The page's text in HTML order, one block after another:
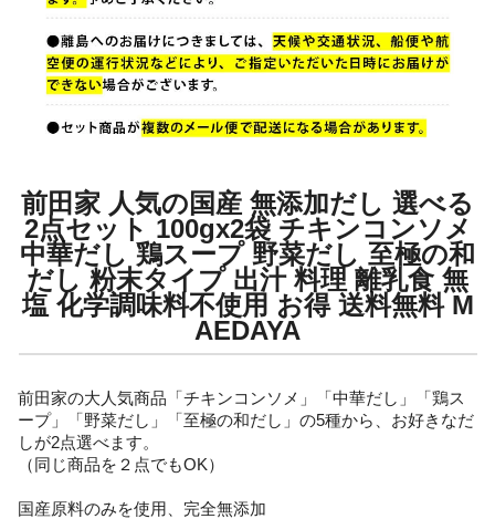
前田家 人気の国産 無添加だし 選べる
2点セット 100gx2袋 チキンコンソメ
中華だし 鶏スープ 野菜だし 至極の和
だし 粉末タイプ 出汁 料理 離乳食 無
塩 化学調味料不使用 お得 送料無料 M
AEDAYA
前田家の大人気商品「チキンコンソメ」「中華だし」「鶏ス
ープ」「野菜だし」「至極の和だし」の5種から、お好きなだ
しが2点選べます。
（同じ商品を２点でもOK）
国産原料のみを使用、完全無添加